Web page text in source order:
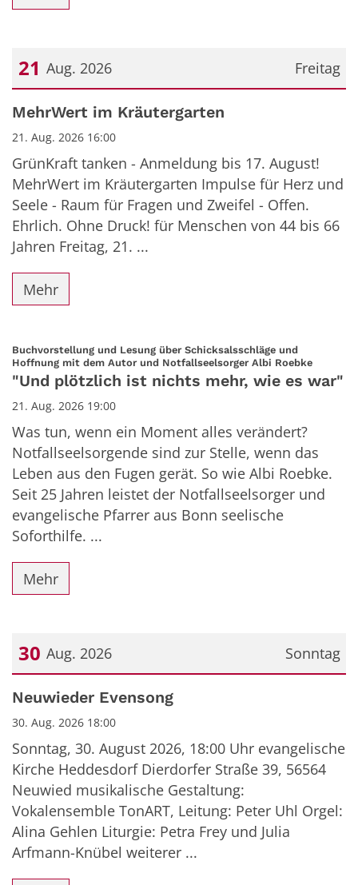
Freitag
21 Aug. 2026
Datum: 21. August 2026
MehrWert im Kräutergarten
21. Aug. 2026 16:00
GrünKraft tanken - Anmeldung bis 17. August!
MehrWert im Kräutergarten Impulse für Herz und
Seele - Raum für Fragen und Zweifel - Offen.
Ehrlich. Ohne Druck! für Menschen von 44 bis 66
Jahren Freitag, 21. ...
Mehr
Buchvorstellung und Lesung über Schicksalsschläge und
Hoffnung mit dem Autor und Notfallseelsorger Albi Roebke:
"Und plötzlich ist nichts mehr, wie es war"
21. Aug. 2026 19:00
Was tun, wenn ein Moment alles verändert?
Notfallseelsorgende sind zur Stelle, wenn das
Leben aus den Fugen gerät. So wie Albi Roebke.
Seit 25 Jahren leistet der Notfallseelsorger und
evangelische Pfarrer aus Bonn seelische
Soforthilfe. ...
Mehr
Sonntag
30 Aug. 2026
Datum: 30. August 2026
Neuwieder Evensong
30. Aug. 2026 18:00
Sonntag, 30. August 2026, 18:00 Uhr evangelische
Kirche Heddesdorf Dierdorfer Straße 39, 56564
Neuwied musikalische Gestaltung:
Vokalensemble TonART, Leitung: Peter Uhl Orgel:
Alina Gehlen Liturgie: Petra Frey und Julia
Arfmann-Knübel weiterer ...